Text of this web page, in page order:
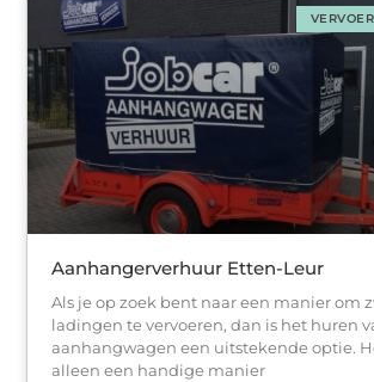
Aanhangerverhuur Etten-Leur
Als je op zoek bent naar een manier om
ladingen te vervoeren, dan is het huren
aanhangwagen een uitstekende optie.
alleen een handige manier